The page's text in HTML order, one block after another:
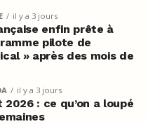
il y a 3 jours
enfin prête à
pilote de
» après des mois de
il y a 3 jours
: ce qu’on a loupé